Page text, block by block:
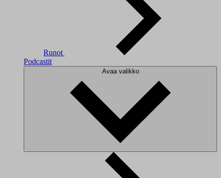
Runot
Podcastit
Avaa valikko